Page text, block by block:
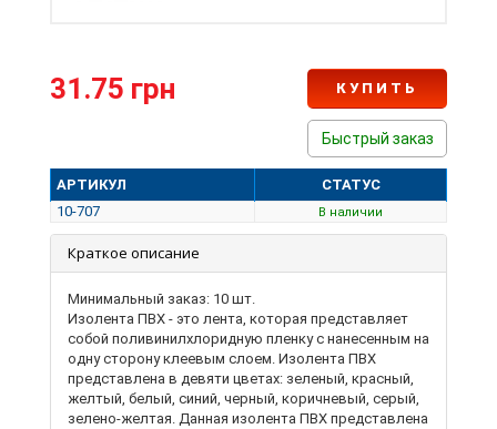
31.75 грн
Быстрый заказ
КУПИТЬ
АРТИКУЛ
СТАТУС
10-707
В наличии
Краткое описание
Минимальный заказ: 10 шт.
Изолента ПВХ - это лента, которая представляет
собой поливинилхлоридную пленку с нанесенным на
одну сторону клеевым слоем. Изолента ПВХ
представлена ​​в девяти цветах: зеленый, красный,
желтый, белый, синий, черный, коричневый, серый,
зелено-желтая. Данная изолента ПВХ представлена